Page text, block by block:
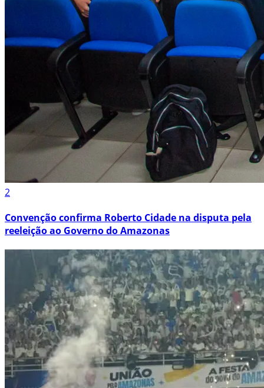
2
Convenção confirma Roberto Cidade na disputa pela
reeleição ao Governo do Amazonas